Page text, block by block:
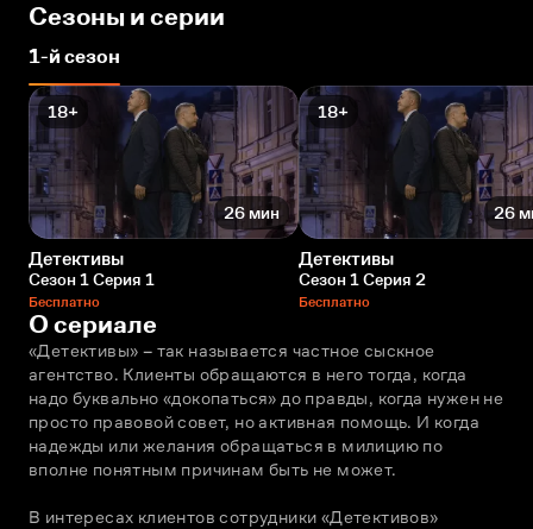
Сезоны и серии
1-й сезон
18+
26 мин
Детективы
Сезон 1 Серия 1
Бесплатно
18+
26
Детективы
Сезон 1 Серия 2
Бесплатно
О сериале
«Детективы» – так называется частное сыскное
агентство. Клиенты обращаются в него тогда, когда
надо буквально «докопаться» до правды, когда нужен не
просто правовой совет, но активная помощь. И когда
надежды или желания обращаться в милицию по
вполне понятным причинам быть не может.
В интересах клиентов сотрудники «Детективов»